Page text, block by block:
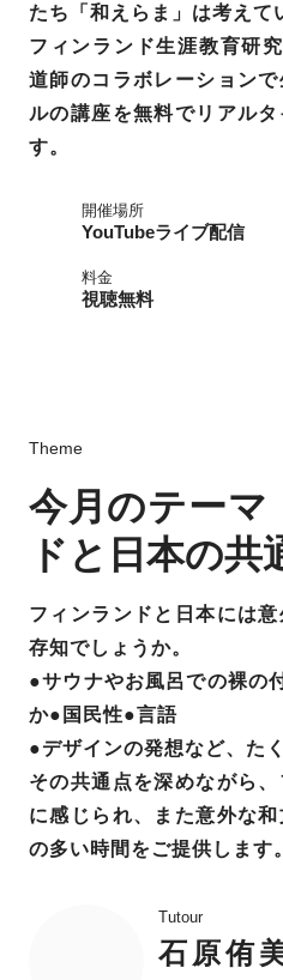
たち「和えらま」は考えて
フィンランド生涯教育研
道師のコラボレーション
ルの講座を無料でリアル
す。
開催場所
YouTubeライブ配信
料金
視聴無料
Theme
今月のテーマ
ドと日本の共
フィンランドと日本には
存知でしょうか。
●サウナやお風呂での裸の
か●国民性●言語
●デザインの発想など、た
その共通点を深めながら
に感じられ、また意外な
の多い時間をご提供します。
Tutour
石原侑